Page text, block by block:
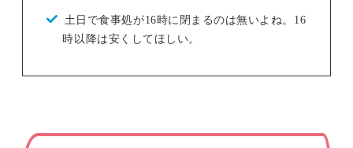
土日で食事処が16時に閉まるのは無いよね。16
時以降は安くしてほしい。